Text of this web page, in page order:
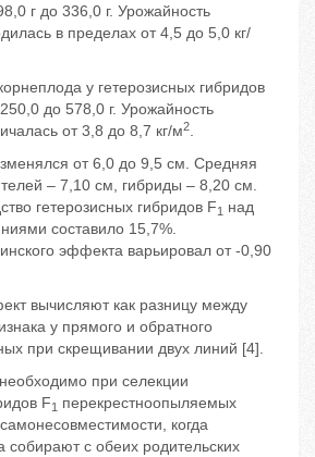
г до 336,0 г. Урожайность
в пределах от 4,5 до 5,0 кг/
у гетерозисных гибридов
до 578,0 г. Урожайность
от 3,8 до 8,7 кг/м2.
от 6,0 до 9,5 см. Средняя
– 7,10 см, гибриды – 8,20 см.
гетерозисных гибридов F1 над
составило 15,7%.
эффекта варьировал от -0,90
вычисляют как разницу между
у прямого и обратного
при скрещивании двух линий [4].
при селекции
F1 перекрестноопыляемых
когда
собирают с обеих родительских